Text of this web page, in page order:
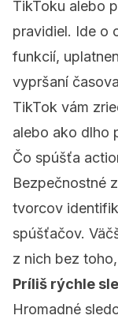
TikToku alebo
pravidiel. Ide o
funkcií,
vypršaní
TikTok vám
alebo ako dlho
Čo spúšťa
Bezpečnostné
tvorcov
spúšťačov.
z nich bez
Príliš rýchle
Hromadné